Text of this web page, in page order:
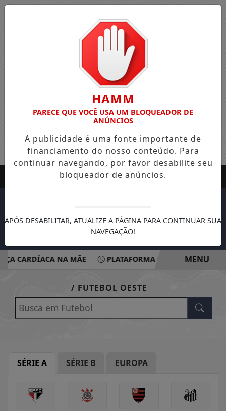
CARDÍACA NA MÃE PLATAFORMA OFERECE ESCUTA
MENU
/ FUTEBOL OESTE
SÉRIE A SÉRIE B EUROPA
HAMM
PARECE QUE VOCÊ USA UM BLOQUEADOR DE
ANÚNCIOS
A publicidade é uma fonte importante de
financiamento do nosso conteúdo. Para
continuar navegando, por favor desabilite seu
bloqueador de anúncios.
APÓS DESABILITAR, ATUALIZE A PÁGINA PARA CONTINUAR SUA
NAVEGAÇÃO!